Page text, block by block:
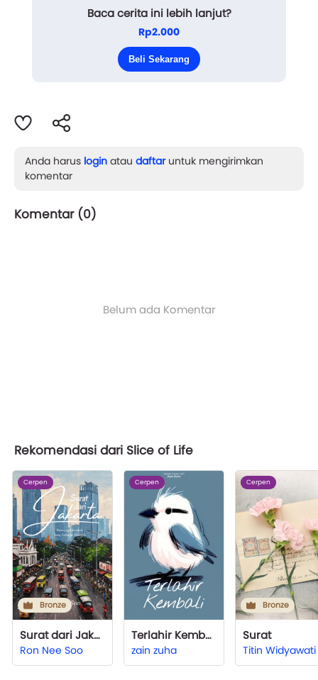
Hingga akhirnya, rasa lapar tak tertahankan
membawa kami ke sebuah warung nasi sederhana.
Baca cerita ini lebih lanjut?
Rp2.000
Beli Sekarang
Anda harus login atau daftaruntuk mengirimkan
komentar
Komentar (0)
Belum ada Komentar
Rekomendasi dari Slice of Life
Cerpen
Bronze
Surat dari Jakarta
Ron Nee Soo
Cerpen
Terlahir Kembali
zain zuha
Cerpen
Bronze
Surat
Titin Widyawati